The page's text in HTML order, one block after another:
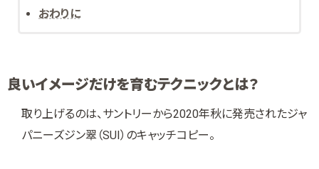
おわりに
良いイメージだけを育むテクニックとは？
取り上げるのは、サントリーから2020年秋に発売されたジャ
パニーズジン翠（SUI）のキャッチコピー。